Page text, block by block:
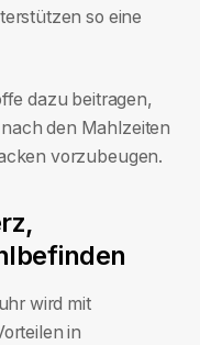
so eine
dazu beitragen,
den Mahlzeiten
vorzubeugen.
wird mit
in